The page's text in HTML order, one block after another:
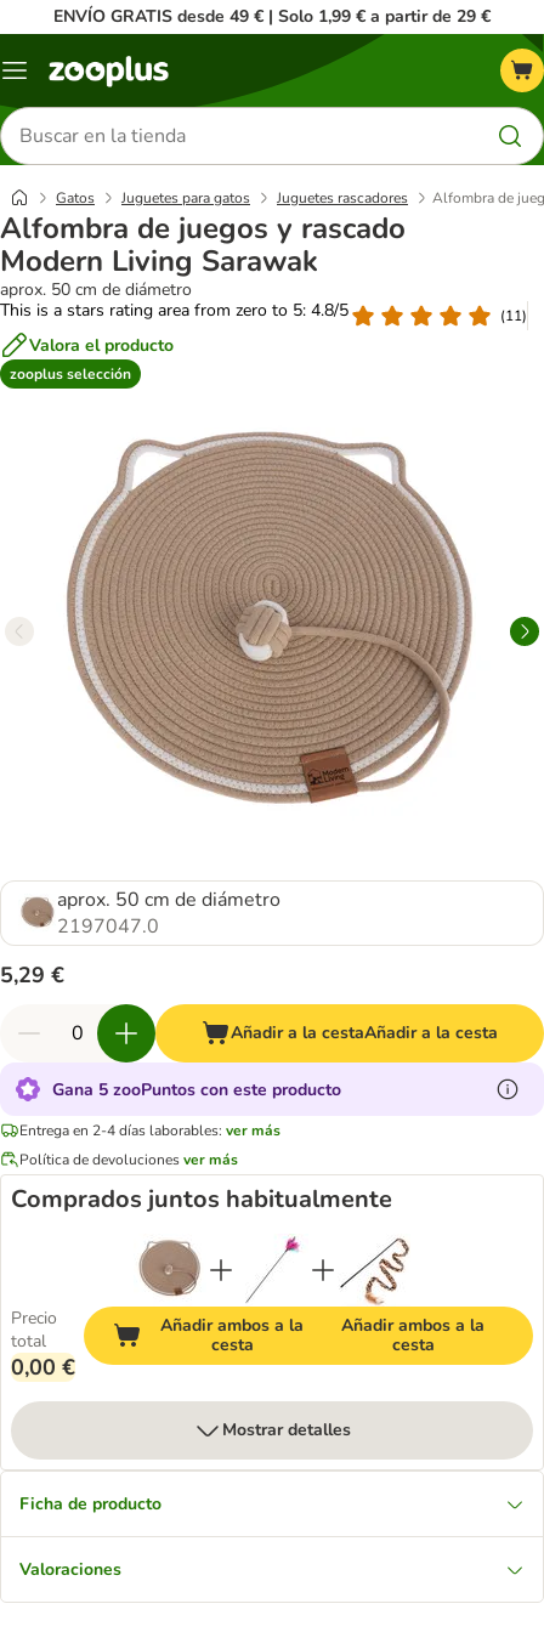
ENVÍO GRATIS desde 49 € | Solo 1,99 € a partir de 29 €
Menú
Buscar
productos
Gatos Juguetes para gatos Juguetes rascadores Alfombra de
Alfombra de juegos y rascado
Modern Living Sarawak
aprox. 50 cm de diámetro
This is a stars rating area from zero to 5: 4.8/5
(11)
Valora el producto
zooplus selección
aprox. 50 cm de diámetro
2197047.0
5,29 €
Añadir a la cestaAñadir a la cesta
Gana 5 zooPuntos con este producto
Entrega en 2-4 días laborables: ver más
Política de devolucionesver más
Comprados juntos habitualmente
Precio
total
0,00 €
Añadir ambos a la
cesta
Añadir ambos a la
cesta
Mostrar detalles
Ficha de producto
Valoraciones